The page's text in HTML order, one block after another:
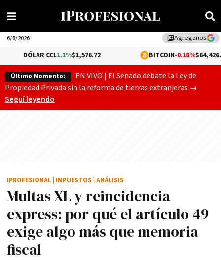
library_addAgreganos
6/8/2026
1.1%$1,576.72 -0.18%$64,426.00
Último Momento:
EN VIVO | El Senado debate la Ley de
Propiedad Privada sin la reforma de tierras extranjeras →
Seguí leyendo
Multas XL y reincidencia
express: por qué el artículo 49
exige algo más que memoria
fiscal
IPROFESIONAL IMPUESTOS ANÁLISIS